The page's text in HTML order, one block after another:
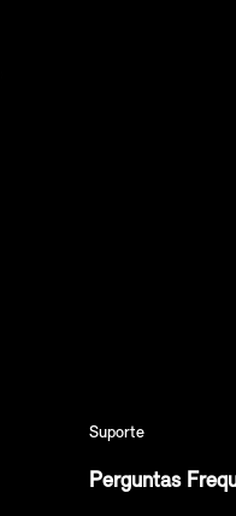
Suporte
Perguntas